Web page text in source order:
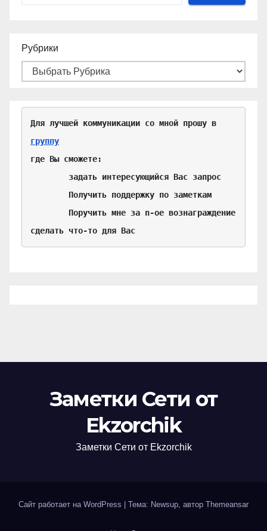
Рубрики
группу
где Вы сможете:
сделать что-то для Вас
Заметки Сети от
Ekzorchik
Заметки Сети от Ekzorchik
Сайт работает на WordPress Тема: Newsup, автор Themeansar